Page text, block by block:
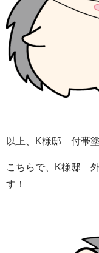
以上、K様邸 付帯
こちらで、K様邸
す！